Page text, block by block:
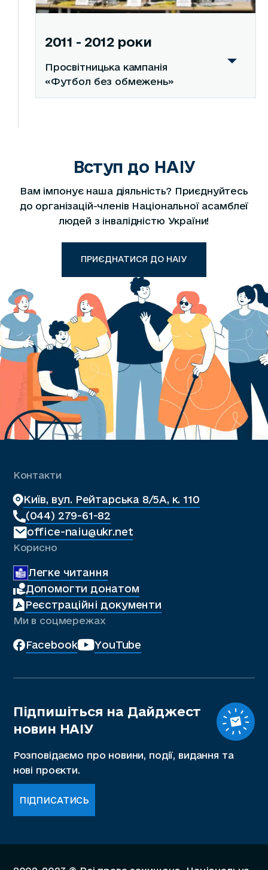
2011 - 2012 роки
Просвітницька кампанія
«Футбол без обмежень»
Вступ до НАІУ
Вам імпонує наша діяльність? Приєднуйтесь
до організацій-членів Національної асамблеї
людей з інвалідністю України!
ПРИЄДНАТИСЯ ДО НАІУ
Контакти
Київ, вул. Рейтарська 8/5А, к. 110
(044) 279-61-82
office-naiu@ukr.net
Корисно
Легке читання
Допомогти донатом
Реєстраційні документи
Ми в соцмережах
Facebook YouTube
Підпишіться на Дайджест
новин НАІУ
Розповідаємо про новини, події, видання та
нові проєкти.
ПІДПИСАТИСЬ